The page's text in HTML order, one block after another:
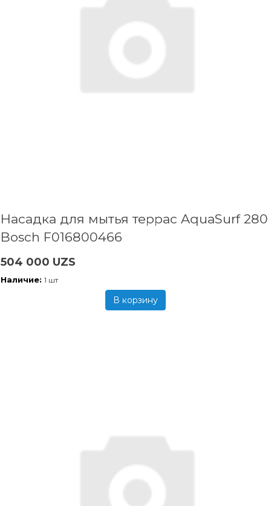
Насадка для мытья террас AquaSurf 280
Bosch F016800466
504 000 UZS
Наличие: 1 шт
В корзину